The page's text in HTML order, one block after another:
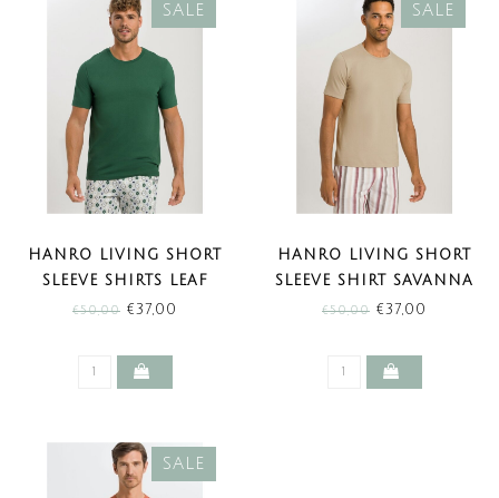
SALE
HANRO LIVING SHORT
SLEEVE SHIRTS LEAF
GREEN (SALE)
€50,00 €37,00
SALE
HANRO LIVING SHORT
SLEEVE SHIRT SAVANNA
(SALE)
€50,00 €37,00
SALE